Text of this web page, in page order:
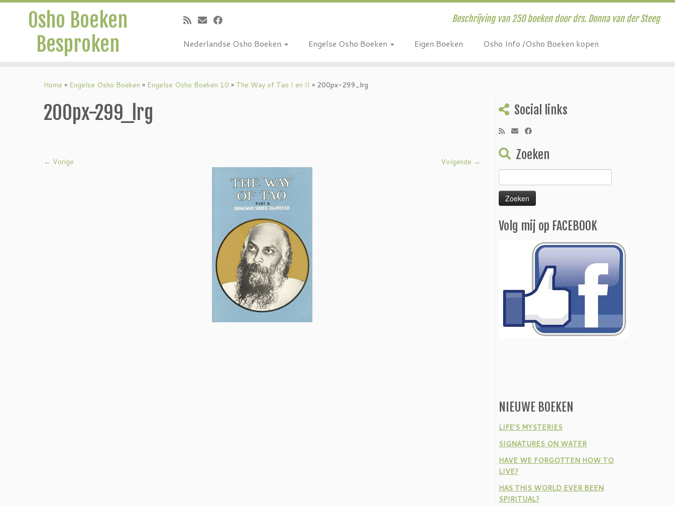
Osho Boeken
Besproken
Beschrijving van 250 boeken door drs. Donna van der Steeg
Nederlandse Osho Boeken Engelse Osho Boeken Eigen Boeken Osho Info /Osho Boeken kopen
Home » Engelse Osho Boeken » Engelse Osho Boeken 10 » The Way of Tao I en II » 200px-299_lrg
200px-299_lrg
← Vorige Volgende →
Social links
Zoeken
naar:
Volg mij op FACEBOOK
NIEUWE BOEKEN
LIFE’S MYSTERIES
SIGNATURES ON WATER
HAVE WE FORGOTTEN HOW TO
LIVE?
HAS THIS WORLD EVER BEEN
SPIRITUAL?